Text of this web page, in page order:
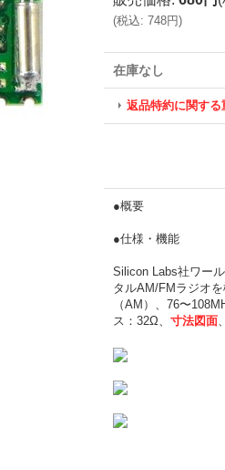
(税込: 748円)
在庫なし
返品特約に関する
●概要
●仕様・機能
Silicon Labs社ワー
タルAM/FMラジオ
（AM）、76〜
ス：32Ω、 寸法図面、